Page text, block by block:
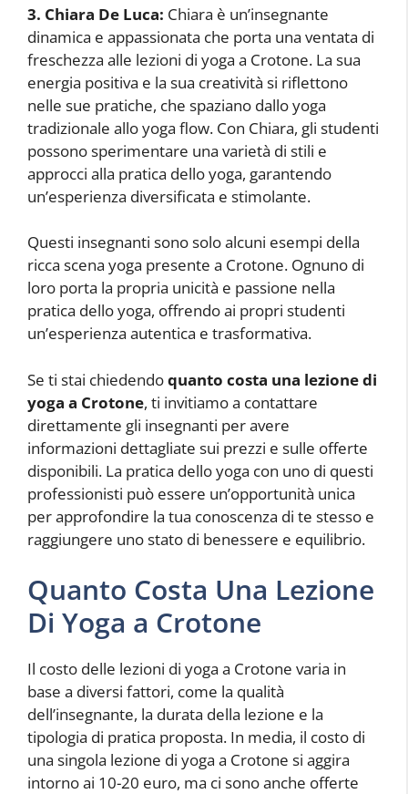
3. Chiara De Luca: Chiara è un’insegnante
dinamica e appassionata che porta una ventata di
freschezza alle lezioni di yoga a Crotone. La sua
energia positiva e la sua creatività si riflettono
nelle sue pratiche, che spaziano dallo yoga
tradizionale allo yoga flow. Con Chiara, gli studenti
possono sperimentare una varietà di stili e
approcci alla pratica dello yoga, garantendo
un’esperienza diversificata e stimolante.
Questi insegnanti sono solo alcuni esempi della
ricca scena yoga presente a Crotone. Ognuno di
loro porta la propria unicità e passione nella
pratica dello yoga, offrendo ai propri studenti
un’esperienza autentica e trasformativa.
Se ti stai chiedendoquanto costa una lezione di
yoga a Crotone, ti invitiamo a contattare
direttamente gli insegnanti per avere
informazioni dettagliate sui prezzi e sulle offerte
disponibili. La pratica dello yoga con uno di questi
professionisti può essere un’opportunità unica
per approfondire la tua conoscenza di te stesso e
raggiungere uno stato di benessere e equilibrio.
Quanto Costa Una Lezione
Di Yoga a Crotone
Il costo delle lezioni di yoga a Crotone varia in
base a diversi fattori, come la qualità
dell’insegnante, la durata della lezione e la
tipologia di pratica proposta. In media, il costo di
una singola lezione di yoga a Crotone si aggira
intorno ai 10-20 euro, ma ci sono anche offerte